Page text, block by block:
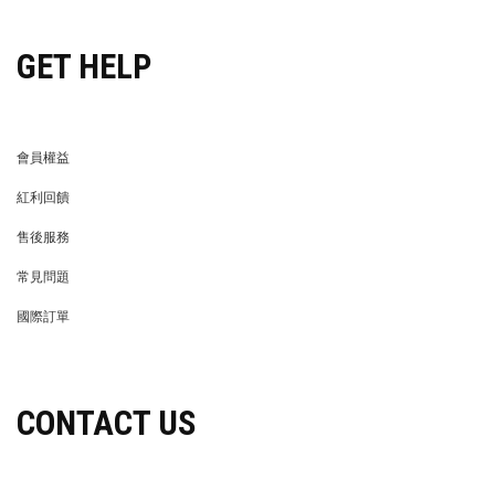
GET HELP
會員權益
紅利回饋
售後服務
常見問題
國際訂單
CONTACT US